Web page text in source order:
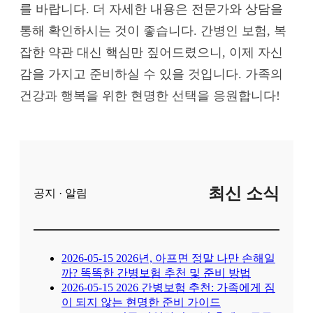
를 바랍니다. 더 자세한 내용은 전문가와 상담을
통해 확인하시는 것이 좋습니다. 간병인 보험, 복
잡한 약관 대신 핵심만 짚어드렸으니, 이제 자신
감을 가지고 준비하실 수 있을 것입니다. 가족의
건강과 행복을 위한 현명한 선택을 응원합니다!
공지 · 알림 최신 소식
2026-05-15 2026년, 아프면 정말 나만 손해일
까? 똑똑한 간병보험 추천 및 준비 방법
2026-05-15 2026 간병보험 추천: 가족에게 짐
이 되지 않는 현명한 준비 가이드